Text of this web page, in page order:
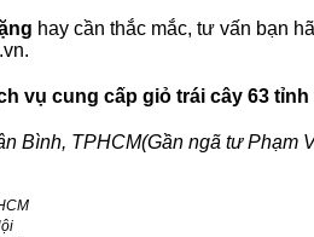
hay cần thắc mắc, tư vấn bạn
vụ cung cấp giỏ trái cây 63
Bình, TPHCM(Gần ngã tư Phạm